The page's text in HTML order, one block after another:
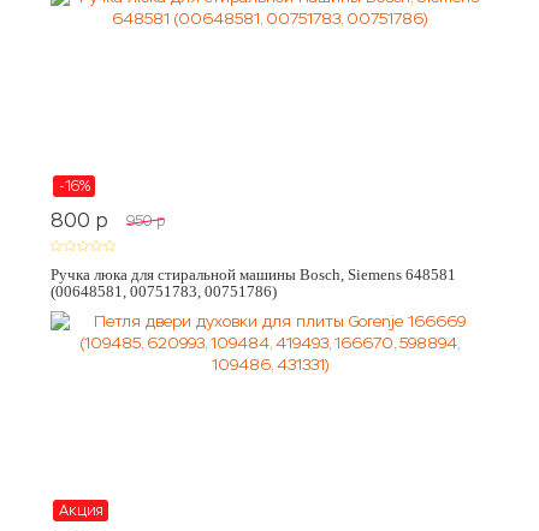
-16%
800 p 950 p
Ручка люка для стиральной машины Bosch, Siemens 648581
(00648581, 00751783, 00751786)
Акция